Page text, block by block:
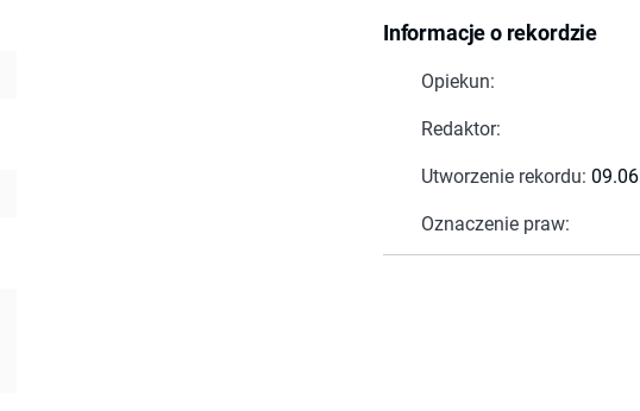
Informacje o rekordzie
Opiekun:
Redaktor:
Utworzenie rekordu:
Oznaczenie praw: